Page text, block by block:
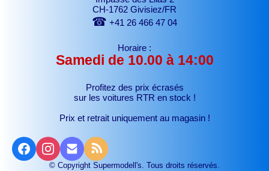
CH-1762 Givisiez/FR
☎ +41 26 466 47 04
Horaire :
Samedi de 10.00 à 14:00
Profitez des prix écrasés
sur les voitures RTR en stock !
Prix et retrait uniquement au magasin !
© Copyright Supermodell's. Tous droits réservés.